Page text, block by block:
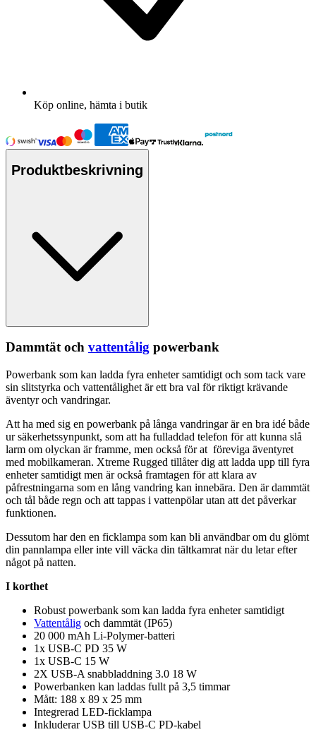
Köp online, hämta i butik
Produktbeskrivning
Dammtät och vattentålig powerbank
Powerbank som kan ladda fyra enheter samtidigt och som tack vare
sin slitstyrka och vattentålighet är ett bra val för riktigt krävande
äventyr och vandringar.
Att ha med sig en powerbank på långa vandringar är en bra idé både
ur säkerhetssynpunkt, som att ha fulladdad telefon för att kunna slå
larm om olyckan är framme, men också för at föreviga äventyret
med mobilkameran. Xtreme Rugged tillåter dig att ladda upp till fyra
enheter samtidigt men är också framtagen för att klara av
påfrestningarna som en lång vandring kan innebära. Den är dammtät
och tål både regn och att tappas i vattenpölar utan att det påverkar
funktionen.
Dessutom har den en ficklampa som kan bli användbar om du glömt
din pannlampa eller inte vill väcka din tältkamrat när du letar efter
något på natten.
I korthet
Robust powerbank som kan ladda fyra enheter samtidigt
Vattentålig och dammtät (IP65)
20 000 mAh Li-Polymer-batteri
1x USB-C PD 35 W
1x USB-C 15 W
2X USB-A snabbladdning 3.0 18 W
Powerbanken kan laddas fullt på 3,5 timmar
Mått: 188 x 89 x 25 mm
Integrerad LED-ficklampa
Inkluderar USB till USB-C PD-kabel